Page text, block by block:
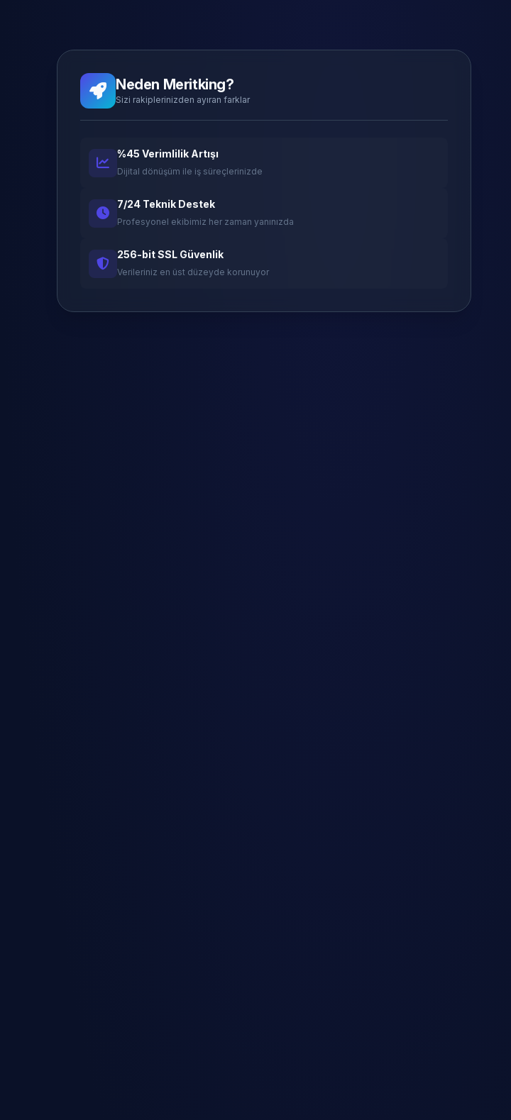
Neden Meritking?
Sizi rakiplerinizden ayıran farklar
%45 Verimlilik Artışı
Dijital dönüşüm ile iş süreçlerinizde
7/24 Teknik Destek
Profesyonel ekibimiz her zaman yanınızda
256-bit SSL Güvenlik
Verileriniz en üst düzeyde korunuyor